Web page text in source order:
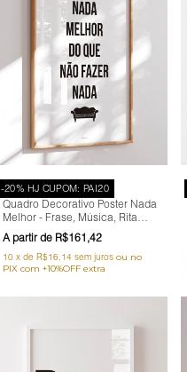
-20% HJ CUPOM: PAI20
Quadro Decorativo Poster Nada
Melhor - Frase, Música, Rita
Lee, Mania de Você
R$161,42
10 x de R$16,14 sem juros